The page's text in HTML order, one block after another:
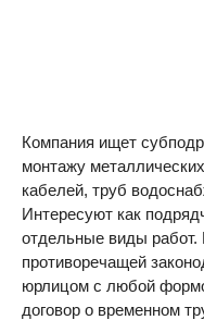
Компания ищет
монтажу
кабелей, труб
Интересуют как
отдельные виды
противоречащей
юрлицом с любой
договор о временном